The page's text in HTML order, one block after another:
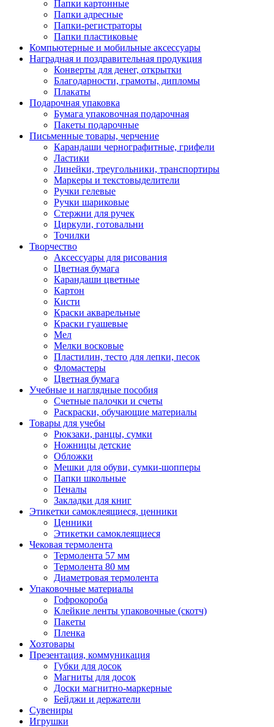
Папки картонные
Папки адресные
Папки-регистраторы
Папки пластиковые
Компьютерные и мобильные аксессуары
Наградная и поздравительная продукция
Конверты для денег, открытки
Благодарности, грамоты, дипломы
Плакаты
Подарочная упаковка
Бумага упаковочная подарочная
Пакеты подарочные
Письменные товары, черчение
Карандаши чернографитные, грифели
Ластики
Линейки, треугольники, транспортиры
Маркеры и текстовыделители
Ручки гелевые
Ручки шариковые
Стержни для ручек
Циркули, готовальни
Точилки
Творчество
Аксессуары для рисования
Цветная бумага
Карандаши цветные
Картон
Кисти
Краски акварельные
Краски гуашевые
Мел
Мелки восковые
Пластилин, тесто для лепки, песок
Фломастеры
Цветная бумага
Учебные и наглядные пособия
Счетные палочки и счеты
Раскраски, обучающие материалы
Товары для учебы
Рюкзаки, ранцы, сумки
Ножницы детские
Обложки
Мешки для обуви, сумки-шопперы
Папки школьные
Пеналы
Закладки для книг
Этикетки самоклеящиеся, ценники
Ценники
Этикетки самоклеящиеся
Чековая термолента
Термолента 57 мм
Термолента 80 мм
Диаметровая термолента
Упаковочные материалы
Гофрокороба
Клейкие ленты упаковочные (скотч)
Пакеты
Пленка
Хозтовары
Презентация, коммуникация
Губки для досок
Магниты для досок
Доски магнитно-маркерные
Бейджи и держатели
Сувениры
Игрушки